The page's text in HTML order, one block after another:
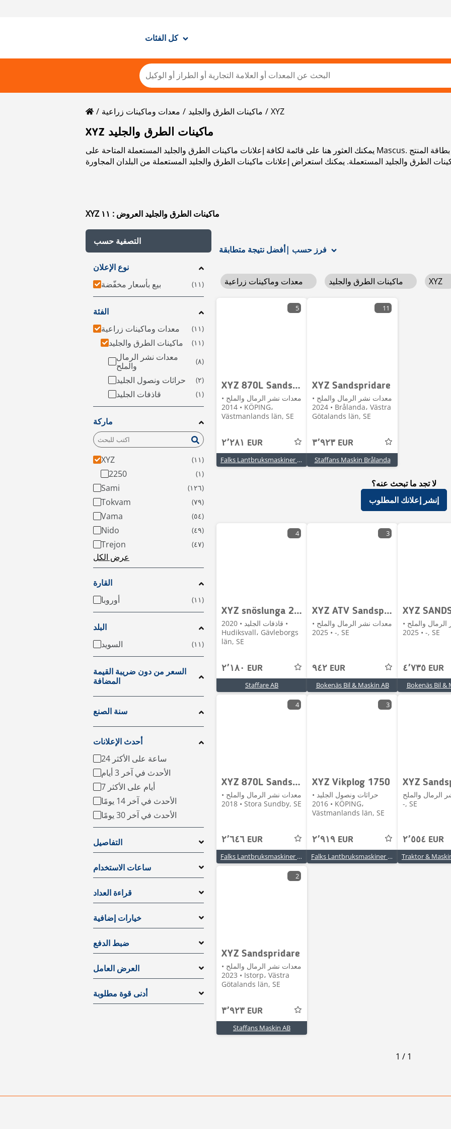
كل الفئات
معدات وماكينات زراعية ماكينات الطرق والجليد
XYZ
XYZ ماكينات الطرق والجليد
يمكنك العثور هنا على قائمة لكافة إعلانات ماكينات الطرق والجليد المستعملة المتاحة على Mascus. يرجى استخدام بيانات الاتصال الموجودة في بطاقة المنتج
XYZ ماكينات الطرق والجليد العروض : ١١
التصفية حسب
نوع الإعلان
بيع بأسعار مخفّضة
الفئة
معدات وماكينات زراعية
ماكينات الطرق والجليد
معدات نشر الرمال
والملح
حراثات ونصول الجليد
قاذفات الجليد
ماركة
XYZ
2250
Sami
Tokvam
Vama
Nido
Trejon
عرض الكل
القارة
أوروبا
البلد
السويد
السعر من دون ضريبة القيمة
المضافة
سنة الصنع
أحدث الإعلانات
24 ساعة على الأكثر
الأحدث في آخر 3 أيام
7 أيام على الأكثر
الأحدث في آخر 14 يومًا
الأحدث في آخر 30 يومًا
التفاصيل
ساعات الاستخدام
قراءة العداد
خيارات إضافية
ضبط الدفع
العرض العامل
أدنى قوة مطلوبة
فرز حسب |
XYZ
5
XYZ 870L Sandspridare
معدات نشر الرمال والملح •
2014 • KÖPING،
Västmanlands län, SE
٢٬٢٨١ EUR
Falks Lantbruksmaskiner AB
11
XYZ Sandspridare
معدات نشر الرمال والملح •
2024 • Brålanda، Västra
Götalands län, SE
٣٬٩٢٣ EUR
Staffans Maskin Brålanda
لا تجد ما تبحث عنه؟
إنشر إعلانك المطلوب
4
XYZ snöslunga 2250
قاذفات الجليد • 2020 •
Hudiksvall، Gävleborgs
län, SE
٢٬١٨٠ EUR
Staffare AB
3
XYZ ATV Sandspridare
معدات نشر الرمال والملح •
2025 • -, SE
٩٤٢ EUR
Bokenäs Bil & Maskin AB
والملح •
2025 • -, SE
٤٬٧٣٥ EUR
Bokenäs Bil &
4
XYZ 870L Sandspridare
معدات نشر الرمال والملح •
2018 • Stora Sundby, SE
٢٬٦٤٦ EUR
Falks Lantbruksmaskiner AB
3
XYZ Vikplog 1750
حراثات ونصول الجليد •
2016 • KÖPING،
Västmanlands län, SE
٢٬٩١٩ EUR
Falks Lantbruksmaskiner AB
XYZ
الرمال والملح •
-, SE
٢٬٥٥٤ EUR
2
XYZ Sandspridare
معدات نشر الرمال والملح •
2023 • Istorp، Västra
Götalands län, SE
٣٬٩٢٣ EUR
Staffans Maskin AB
1 / 1